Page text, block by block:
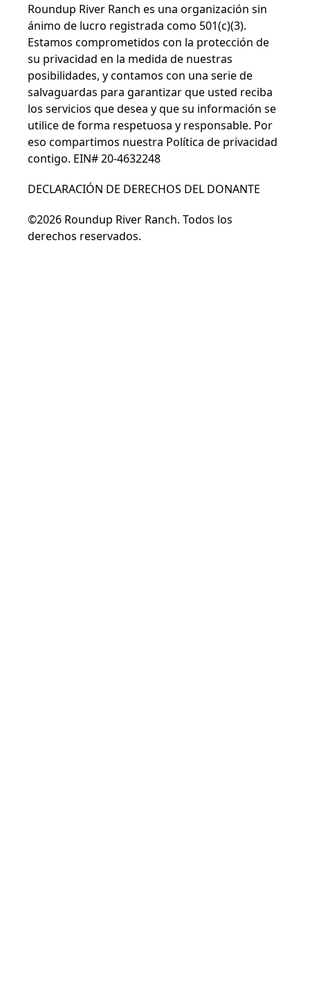
Roundup River Ranch es una organización sin
ánimo de lucro registrada como 501(c)(3).
Estamos comprometidos con la protección de
su privacidad en la medida de nuestras
posibilidades, y contamos con una serie de
salvaguardas para garantizar que usted reciba
los servicios que desea y que su información se
utilice de forma respetuosa y responsable. Por
eso compartimos nuestra Política de privacidad
contigo. EIN# 20-4632248
DECLARACIÓN DE DERECHOS DEL DONANTE
©2026 Roundup River Ranch. Todos los
derechos reservados.